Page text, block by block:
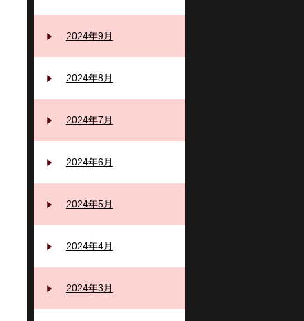
2024年9月
2024年8月
2024年7月
2024年6月
2024年5月
2024年4月
2024年3月